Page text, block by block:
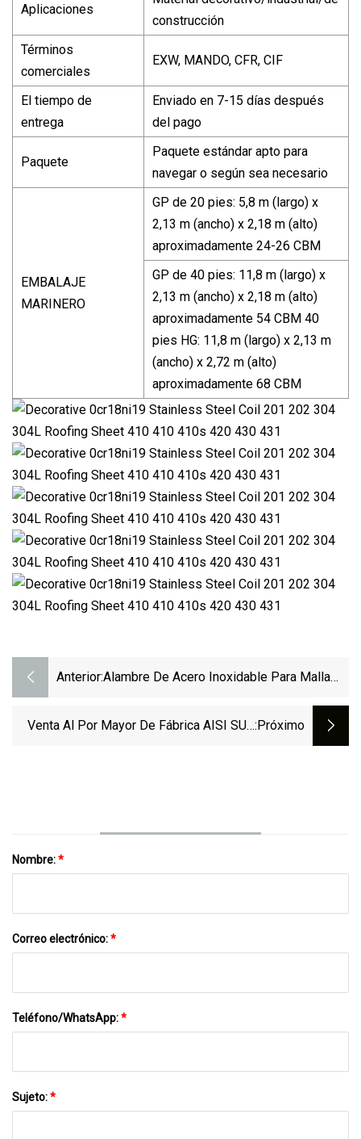
Aplicaciones
construcción
Términos
comerciales
EXW, MANDO, CFR, CIF
El tiempo de
entrega
Enviado en 7-15 días después
del pago
Paquete
Paquete estándar apto para
navegar o según sea necesario
EMBALAJE
MARINERO
GP de 20 pies: 5,8 m (largo) x
2,13 m (ancho) x 2,18 m (alto)
aproximadamente 24-26 CBM
GP de 40 pies: 11,8 m (largo) x
2,13 m (ancho) x 2,18 m (alto)
aproximadamente 54 CBM 40
pies HG: 11,8 m (largo) x 2,13 m
(ancho) x 2,72 m (alto)
aproximadamente 68 CBM
Anterior:Alambre De Acero Inoxidable Para Malla
Venta Al Por Mayor De Fábrica AISI SUS:próximo
Nombre:*
Correo electrónico:*
Teléfono/WhatsApp:*
Sujeto:*